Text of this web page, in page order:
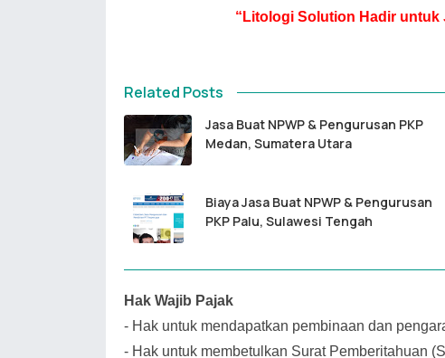
“Litologi Solution Hadir untuk
Related Posts
Jasa Buat NPWP & Pengurusan PKP
Medan, Sumatera Utara
Biaya Jasa Buat NPWP & Pengurusan
PKP Palu, Sulawesi Tengah
Hak Wajib Pajak
- Hak untuk mendapatkan pembinaan dan
- Hak untuk membetulkan Surat Pemberitahuan